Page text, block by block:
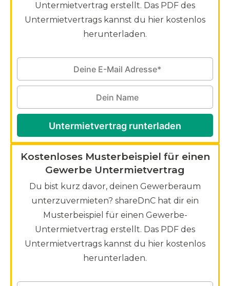
Untermietvertrag erstellt. Das PDF des
Untermietvertrags kannst du hier kostenlos
herunterladen.
Untermietvertrag runterladen
Kostenloses Musterbeispiel für einen
Gewerbe Untermietvertrag
Du bist kurz davor, deinen Gewerberaum
unterzuvermieten? shareDnC hat dir ein
Musterbeispiel für einen Gewerbe-
Untermietvertrag erstellt. Das PDF des
Untermietvertrags kannst du hier kostenlos
herunterladen.